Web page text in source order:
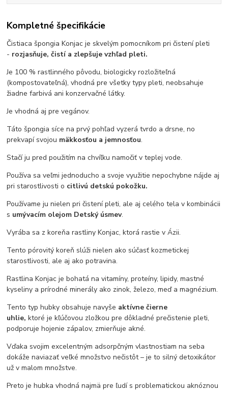
Kompletné špecifikácie
Čistiaca špongia Konjac je skvelým pomocníkom pri čistení pleti
- rozjasňuje, čistí a zlepšuje vzhľad pleti.
Je 100 % rastlinného pôvodu, biologicky rozložiteľná
(kompostovateľná), vhodná pre všetky typy pleti, neobsahuje
žiadne farbivá ani konzervačné látky.
Je vhodná aj pre vegánov.
Táto špongia síce na prvý pohľad vyzerá tvrdo a drsne, no
prekvapí svojou mäkkosťou a jemnosťou.
Stačí ju pred použitím na chvíľku namočiť v teplej vode.
Používa sa veľmi jednoducho a svoje využitie nepochybne nájde aj
pri starostlivosti o citlivú detskú pokožku.
Používame ju nielen pri čistení pleti, ale aj celého tela v kombinácii
s umývacím olejom Detský úsmev.
Vyrába sa z koreňa rastliny Konjac, ktorá rastie v Ázii.
Tento pórovitý koreň slúži nielen ako súčasť kozmetickej
starostlivosti, ale aj ako potravina.
Rastlina Konjac je bohatá na vitamíny, proteíny, lipidy, mastné
kyseliny a prírodné minerály ako zinok, železo, meď a magnézium.
Tento typ hubky obsahuje navyše aktívne čierne
uhlie,ktoré je kľúčovou zložkou pre dôkladné prečistenie pleti,
podporuje hojenie zápalov, zmierňuje akné.
Vďaka svojim excelentným adsorpčným vlastnostiam na seba
dokáže naviazať veľké množstvo nečistôt – je to silný detoxikátor
už v malom množstve.
Preto je hubka vhodná najmä pre ľudí s problematickou aknóznou